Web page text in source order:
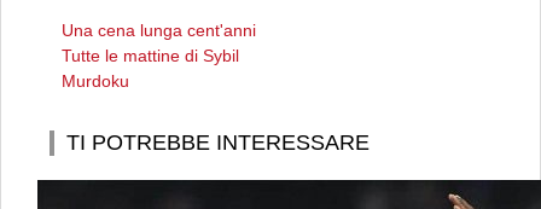
Una cena lunga cent'anni
Tutte le mattine di Sybil
Murdoku
TI POTREBBE INTERESSARE